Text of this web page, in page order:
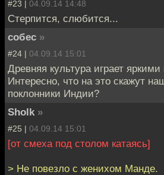
#23 | 04.09.14 14:48
Стерпится, слюбится...
собес »
#24 | 04.09.14 15:01
Древняя культура играет яркими
Интересно, что на это скажут
поклонники Индии?
Sholk »
#25 | 04.09.14 15:01
[от смеха под столом катаясь]
> Не повезло с женихом Манде.